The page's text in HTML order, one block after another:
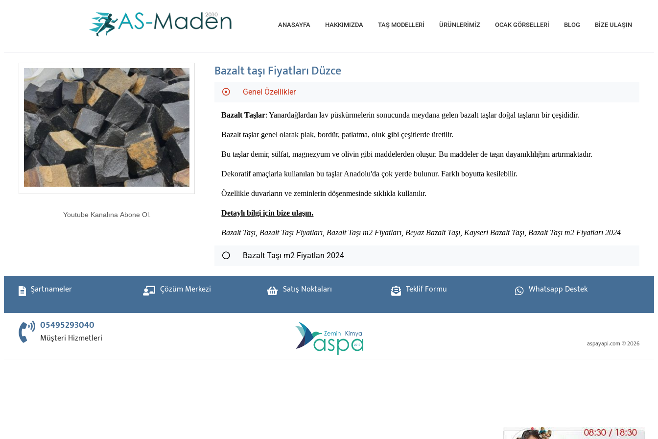
ANASAYFA HAKKIMIZDA TAŞ MODELLERİ ÜRÜNLERİMİZ OCAK GÖRSELLERİ BLOG BİZE ULAŞIN
Youtube Kanalına Abone Ol.
Bazalt taşı Fiyatları Düzce
Genel Özellikler
Bazalt Taşlar: Yanardağlardan lav püskürmelerin sonucunda meydana gelen bazalt taşlar doğal taşların bir çeşididir.
Bazalt taşlar genel olarak plak, bordür, patlatma, oluk gibi çeşitlerde üretilir.
Bu taşlar demir, sülfat, magnezyum ve olivin gibi maddelerden oluşur. Bu maddeler de taşın dayanıklılığını artırmaktadır.
Dekoratif amaçlarla kullanılan bu taşlar Anadolu'da çok yerde bulunur. Farklı boyutta kesilebilir.
Özellikle duvarların ve zeminlerin döşenmesinde sıklıkla kullanılır.
Detaylı bilgi için bize ulaşın.
Bazalt Taşı, Bazalt Taşı Fiyatları, Bazalt Taşı m2 Fiyatları, Beyaz Bazalt Taşı, Kayseri Bazalt Taşı, Bazalt Taşı m2 Fiyatları 2024
Bazalt Taşı m2 Fiyatları 2024
Şartnameler Çözüm Merkezi Satış Noktaları Teklif Formu Whatsapp Destek
05495293040
Müşteri Hizmetleri aspayapi.com © 2026